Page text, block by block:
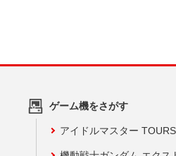
ゲーム機をさがす
アイドルマスター TOURS